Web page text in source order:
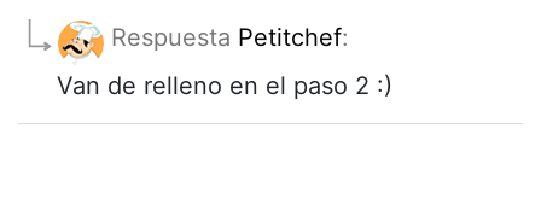
Respuesta Petitchef:
Van de relleno en el paso 2 :)